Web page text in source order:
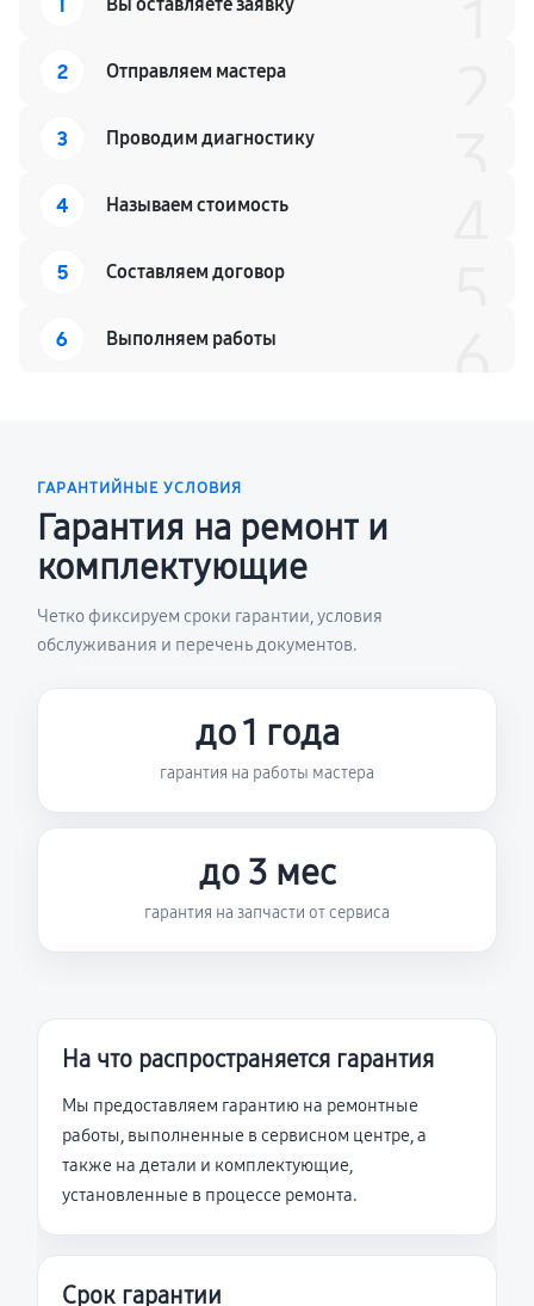
2 Отправляем мастера
3 Проводим диагностику
4 Называем стоимость
5 Составляем договор
6 Выполняем работы
ГАРАНТИЙНЫЕ УСЛОВИЯ
Гарантия на ремонт и
комплектующие
Четко фиксируем сроки гарантии, условия
обслуживания и перечень документов.
до 1 года
гарантия на работы мастера
до 3 мес
гарантия на запчасти от сервиса
На что распространяется гарантия
Мы предоставляем гарантию на ремонтные
работы, выполненные в сервисном центре, а
также на детали и комплектующие,
установленные в процессе ремонта.
Срок гарантии